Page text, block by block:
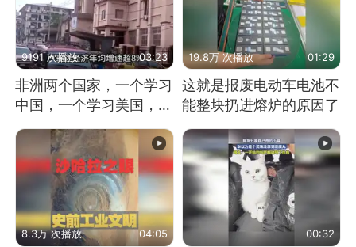
9191 次播放 03:23
非洲两个国家，一个学习
中国，一个学习美国，结
19.8万 次播放 01:29
这就是报废电动车电池不
能整块扔进熔炉的原因了
8.3万 次播放 04:05 00:32